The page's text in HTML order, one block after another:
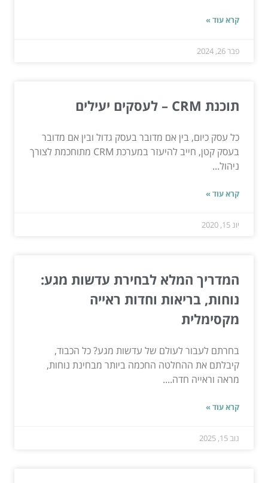
קרא עוד »
פבר 26, 2024
תוכנת CRM – לעסקים יעילים
כל עסק כיום, בין אם מדובר בעסק גדול ובין אם מדובר
בעסק קטן, חייב להיעזר במערכת CRM מתוחכמת לצורך
ניהול...
קרא עוד »
יונ 15, 2020
המדריך המלא לבחירת עדשות מגע:
נוחות, בריאות וחדות ראייה
מקסימלית
בחרתם לעבור לעולם של עדשות מגע? כל הכבוד,
קיבלתם את ההחלטה החכמה ביותר מבחינת נוחות,
מראה וראייה חדה....
קרא עוד »
נוב 15, 2025